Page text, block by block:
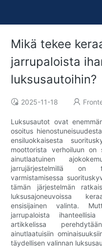
Mikä tekee
jarrupaloista
luksusautoihin?
2025-11-18
Luksusautot ovat
osoitus
ensiluokkaisesta
moottorista verhoiluun on
ainutlaatuinen
jarrujärjestelmillä on
varmistamisessa
tämän järjestelmän
luksusajoneuvoissa
ensisijainen valinta.
jarrupaloista
artikkelissa
ainutlaatuisiin
täydellisen valinnan